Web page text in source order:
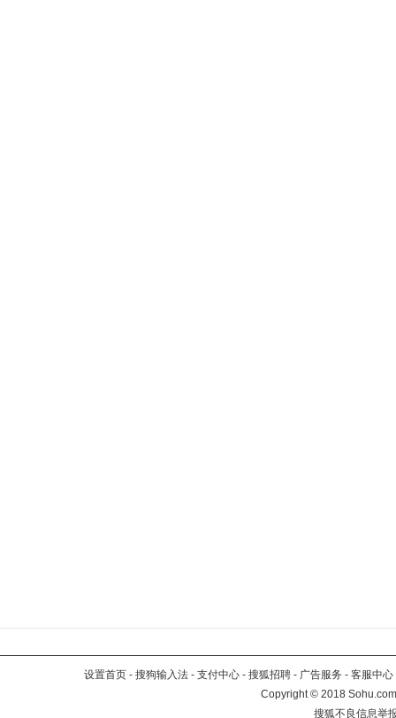
设置首页 - 搜狗输入法 - 支付中心 - 搜狐招聘 - 广告服务 - 客服中心
Copyright©2018
搜狐不良信息举